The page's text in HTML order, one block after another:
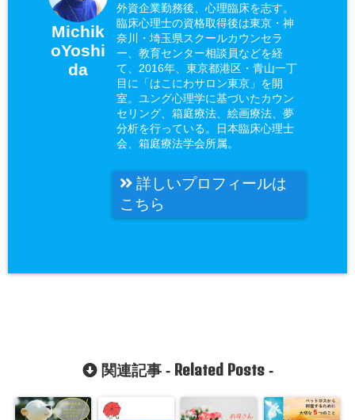
Michik
oYoshi
da
外資企業勤務後、心理臨床を志す。
臨床心理士の資格取得後は東京・神
奈川・埼玉県スクールカウンセラ
ー、教育センター相談員などを経
て、2016年、東京都港区・青山一丁
目に「はこにわサロン東京」を開
室。ユング心理学に基づいたカウン
セリング、箱庭療法、絵画療法、夢
分析を行っている。日本臨床心理士
会、箱庭療法学会所属。
詳しいプロフィールは
こちら
関連記事 - Related Posts-